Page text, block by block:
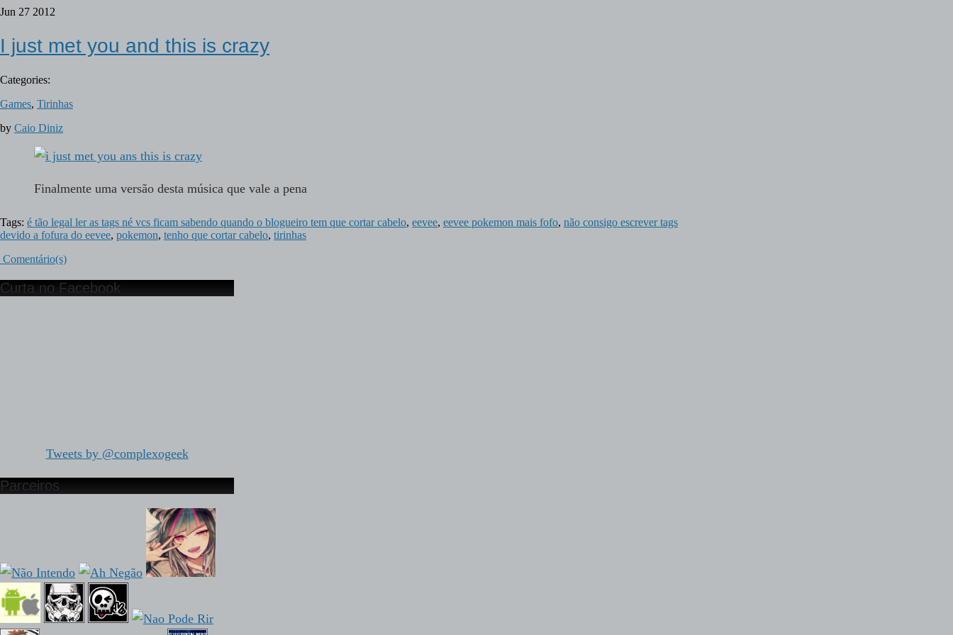
Jun 27 2012
I just met you and this is crazy
Categories:
Games, Tirinhas
by Caio Diniz
Finalmente uma versão desta música que vale a pena
Tags: é tão legal ler as tags né vcs ficam sabendo quando o blogueiro tem que cortar cabelo, eevee, eevee pokemon mais fofo, não consigo escrever tags
devido a fofura do eevee, pokemon, tenho que cortar cabelo, tirinhas
Comentário(s)
Curta no Facebook
Tweets by @complexogeek
Parceiros